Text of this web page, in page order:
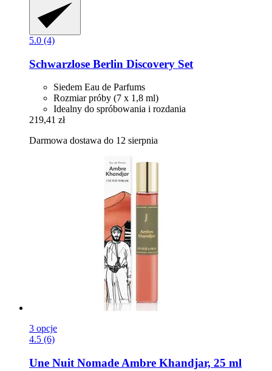
5.0 (4)
Schwarzlose Berlin Discovery Set
Siedem Eau de Parfums
Rozmiar próby (7 x 1,8 ml)
Idealny do spróbowania i rozdania
219,41 zł
Darmowa dostawa do 12 sierpnia
3 opcje
4.5 (6)
Une Nuit Nomade Ambre Khandjar, 25 ml